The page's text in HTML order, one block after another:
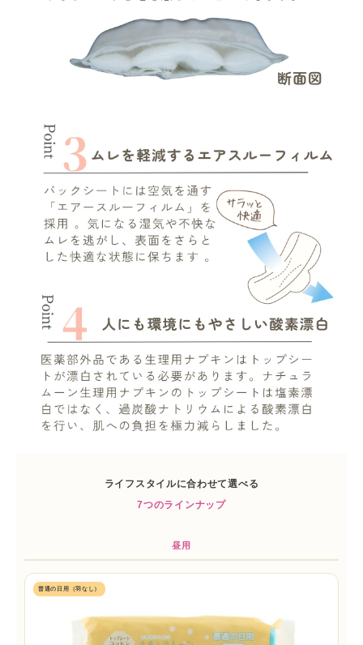
ライフスタイルに合わせて選べる
7つのラインナップ
昼用
普通の日用（羽なし）